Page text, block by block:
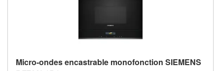
Micro-ondes encastrable monofonction SIEMENS